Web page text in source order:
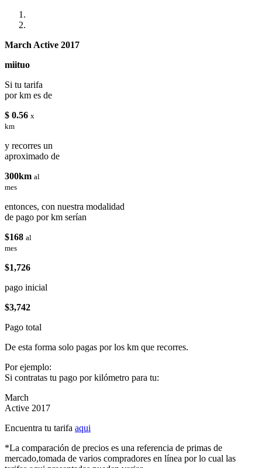
March Active 2017
miituo
Si tu tarifa
por km es de
$ 0.56 x
km
y recorres un
aproximado de
300km al
mes
entonces, con nuestra modalidad
de pago por km serían
$168 al
mes
$1,726
pago inicial
$3,742
Pago total
De esta forma solo pagas por los km que recorres.
Por ejemplo:
Si contratas tu pago por kilómetro para tu:
March
Active 2017
Encuentra tu tarifa aqui
*La comparación de precios es una referencia de primas de
mercado,tomada de varios compradores en línea por lo cual las